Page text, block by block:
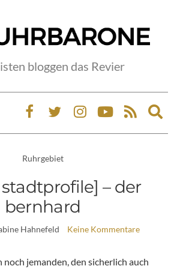
bloggen das Revier
Ruhrgebiet
– der
bernhard
Hahnefeld Keine Kommentare
jemanden, den sicherlich auch